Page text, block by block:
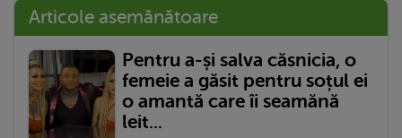
Articole asemănătoare
Pentru a-și salva căsnicia, o
femeie a găsit pentru soțul ei
o amantă care îi seamănă
leit...